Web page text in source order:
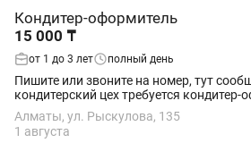
Кондитер-оформитель
15 000 ₸
от 1 до 3 лет полный день
Пишите или звоните на номер, тут
кондитерский цех требуется кондитер-
Требования: • Опыт работы от 1 года •
тортов • Знание базовых рецептур •...
Алматы, ул. Рыскулова, 135
1 августа